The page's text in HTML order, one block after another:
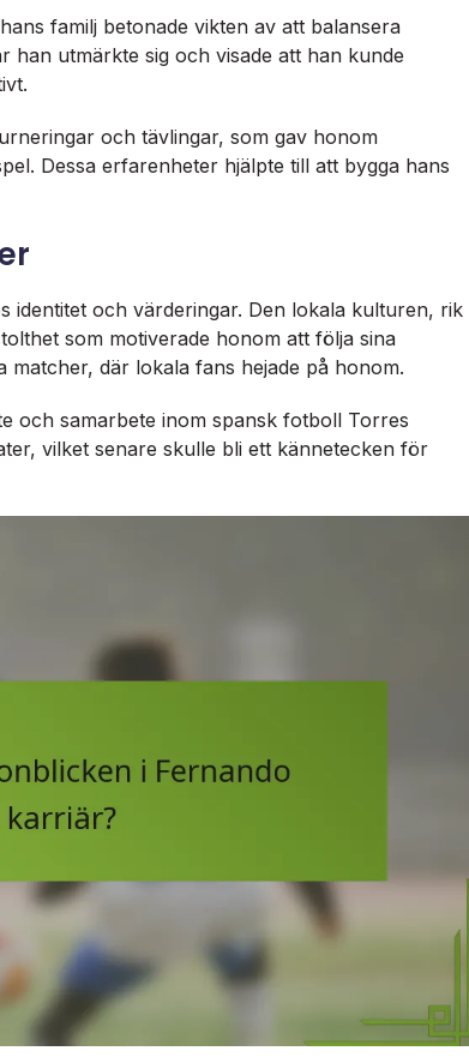
familj betonade vikten av att balansera
han utmärkte sig och visade att han kunde
och tävlingar, som gav honom
Dessa erfarenheter hjälpte till att bygga hans
identitet och värderingar. Den lokala kulturen, rik
som motiverade honom att följa sina
där lokala fans hejade på honom.
och samarbete inom spansk fotboll Torres
vilket senare skulle bli ett kännetecken för